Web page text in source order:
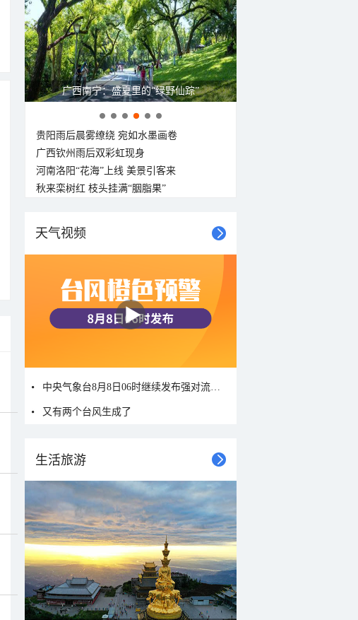
广西南宁：盛夏里的“绿野仙踪”
贵阳雨后晨雾缭绕 宛如水墨画卷
广西钦州雨后双彩虹现身
河南洛阳“花海”上线 美景引客来
秋来栾树红 枝头挂满“胭脂果”
天气视频
又有两个台风生成了
生活旅游